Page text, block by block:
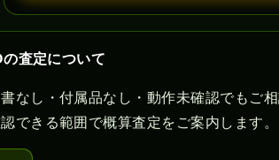
査定について
なし・付属品なし・動作未確認でもご
できる範囲で概算査定をご案内します。